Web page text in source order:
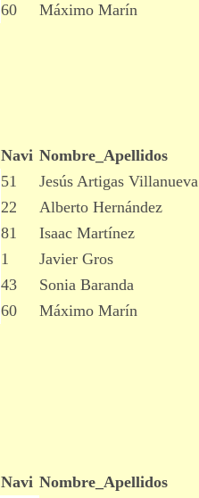
60 Máximo Marín
Navi Nombre_Apellidos
51 Jesús Artigas Villanueva
22 Alberto Hernández
81 Isaac Martínez
1 Javier Gros
43 Sonia Baranda
60 Máximo Marín
Navi Nombre_Apellidos